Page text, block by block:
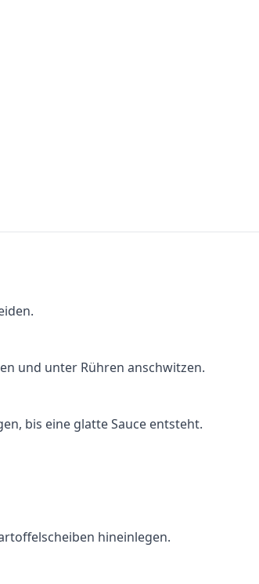
und unter Rühren anschwitzen.
bis eine glatte Sauce entsteht.
hineinlegen.